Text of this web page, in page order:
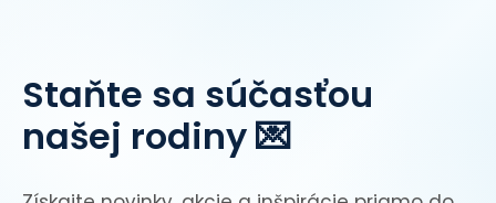
Staňte sa súčasťou
našej rodiny 💌